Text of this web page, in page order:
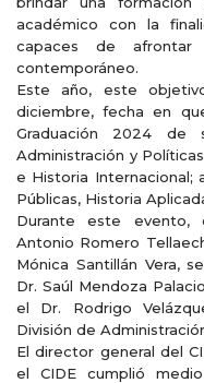
académico con la
capaces de
contemporáneo.
Este año, este
diciembre, fecha en
Graduación 2024 de
Administración y
e Historia Internacional;
Públicas, Historia
Durante este evento,
Antonio Romero
Mónica Santillán Vera,
Dr. Saúl Mendoza
el Dr. Rodrigo
División de
El director general del
el CIDE cumplió